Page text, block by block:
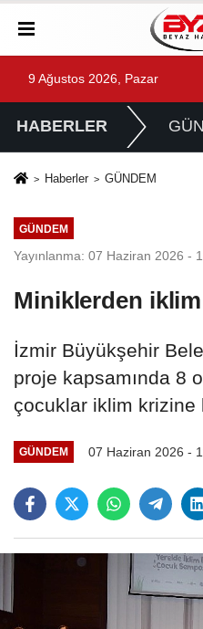
9 Ağustos 2026, Pazar
HABERLER
Haberler GÜNDEM
GÜNDEM
Yayınlanma: 07 Haziran 2026 -
Miniklerden
İzmir Büyükşehir
proje kapsamında 8
çocuklar iklim krizine
GÜNDEM 07 Haziran 2026 -